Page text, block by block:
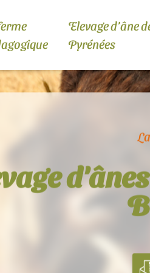
Elevage d’âne
Pyrénées